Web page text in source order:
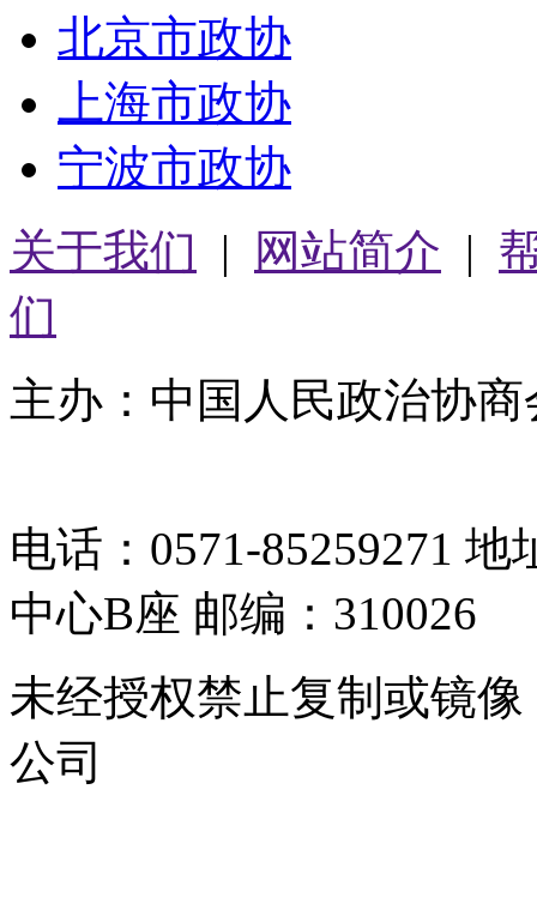
北京市政协
上海市政协
宁波市政协
关于我们 | 网站简介 |
们
主办：中国人民政治协
电话：0571-85259271
中心B座 邮编：310026
未经授权禁止复制或镜
公司